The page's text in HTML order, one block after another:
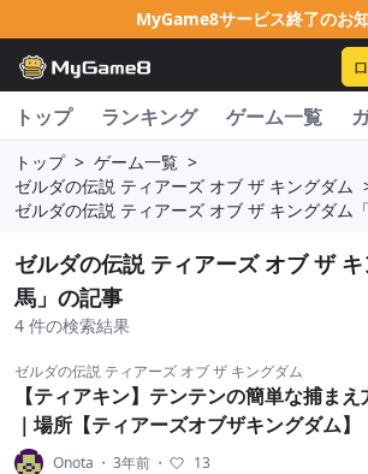
MyGame8サービス終了のお
トップ ランキング ゲーム一覧
トップ > ゲーム一覧 >
ゼルダの伝説 ティアーズ オブ ザ キングダム
ゼルダの伝説 ティアーズ オブ ザ キングダム
ゼルダの伝説 ティアーズ オブ ザ
馬」の記事
4 件の検索結果
ゼルダの伝説 ティアーズ オブ ザ キングダム
【ティアキン】テンテンの簡単な捕まえ
｜場所【ティアーズオブザキングダム】
Onota ・ 3年前 ・ 13